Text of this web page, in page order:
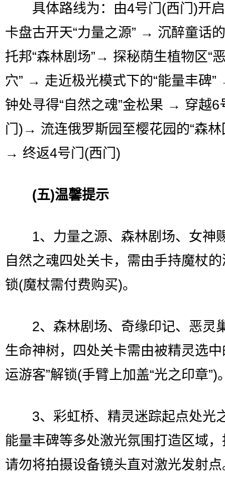
具体路线为：由4号门(西门)开
卡盘古开天“力量之源” → 沉醉童话
托邦“森林剧场”→ 探秘荫生植物区“
穴” → 走近极光模式下的“能量丰碑
钟处寻得“自然之魂”金松果 → 穿越6
门)→ 流连俄罗斯园至樱花园的“森林
→ 终返4号门(西门)
(五)温馨提示
1、力量之源、森林剧场、女神
自然之魂四处关卡，需由手持魔杖
锁(魔杖需付费购买)。
2、森林剧场、奇缘印记、恶灵
生命神树，四处关卡需由被精灵选中
运游客”解锁(手臂上加盖“光之印章”)
3、彩虹桥、精灵迷踪起点处光
能量丰碑等多处激光氛围打造区域
请勿将拍摄设备镜头直对激光发射点